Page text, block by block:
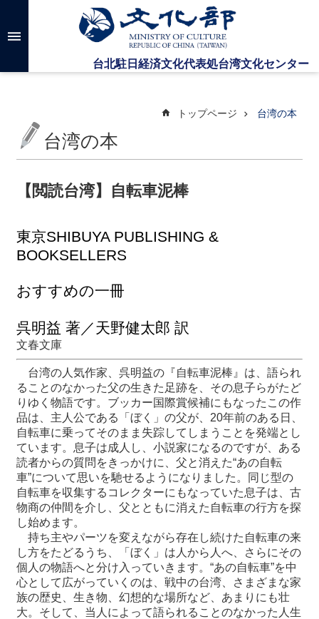
メインのコンテンツブロックにジャンプします
高
検
台
タ
ー
つ
い
最
情
報
と
申
込
過
去
行
事
台
湾
の
本
トップページ 台湾の本
台湾の本
【閲読台湾】自転車泥棒
東京SHIBUYA PUBLISHING &
BOOKSELLERS
おすすめの一冊
呉明益 著／天野健太郎 訳
文春文庫
台湾の人気作家、呉明益の『自転車泥棒』は、語られ
ることのなかった父の生きた足跡を、その息子らがたど
りゆく物語です。ブッカー国際賞候補にもなったこの作
品は、主人公である「ぼく」の父が、20年前のある日、
自転車に乗ってそのまま失踪してしまうことを発端とし
ています。息子は成人し、小説家になるのですが、ある
読者からの質問をきっかけに、父と消えた“あの自転
車”について思いを馳せるようになりました。同じ型の
自転車を収集するコレクターにもなっていた息子は、古
物商の仲間を介し、父とともに消えた自転車の行方を探
し始めます。
持ち主やパーツを変えながら存在し続けた自転車の来
し方をたどるうち、「ぼく」は人から人へ、さらにその
個人の物語へと分け入っていきます。“あの自転車”を中
心として広がっていくのは、戦中の台湾、さまざまな家
族の歴史、生き物、幻想的な場所など、あまりにも壮
大。そして、当人によって語られることのなかった人生